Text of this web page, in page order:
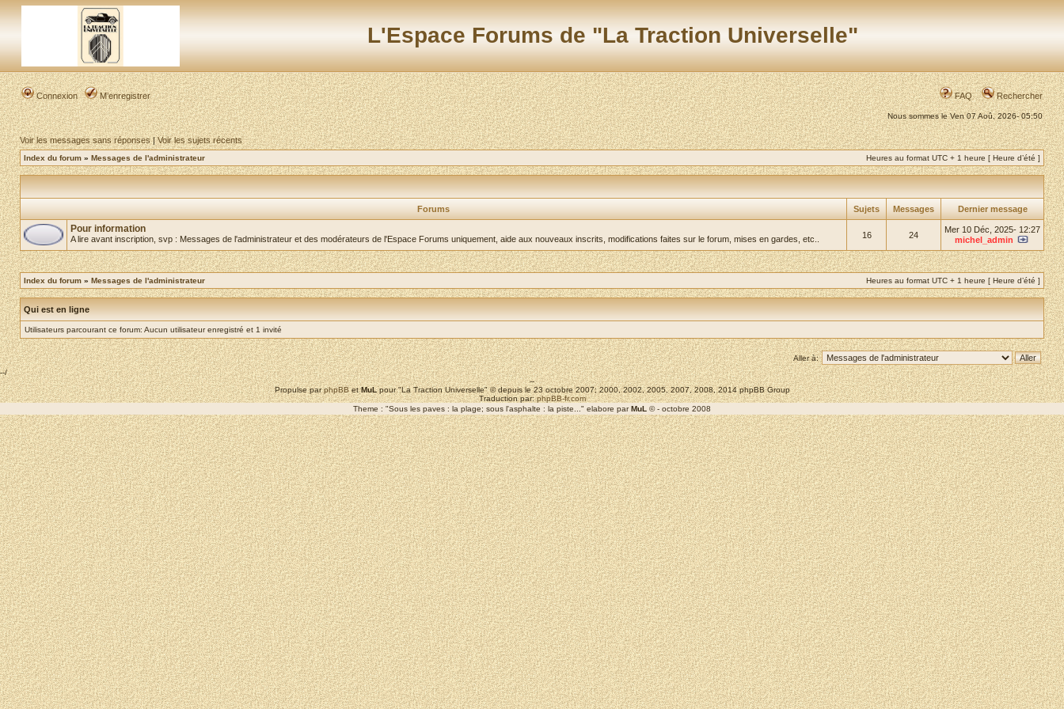
L'Espace Forums de "La Traction Universelle"
Connexion M’enregistrer FAQ Rechercher
Nous sommes le Ven 07 Aoû, 2026- 05:50
Voir les messages sans réponses|Voir les sujets récents
Index du forum » Messages de l'administrateur Heures au format UTC + 1 heure [ Heure d’été ]
Forums Sujets Messages Dernier message
Pour information
A lire avant inscription, svp : Messages de l'administrateur et des modérateurs de l'Espace Forums uniquement, aide aux nouveaux inscrits, modifications faites sur le forum, mises en gardes, etc.. 16 24
Mer 10 Déc, 2025- 12:27
michel_admin
Index du forum » Messages de l'administrateur Heures au format UTC + 1 heure [ Heure d’été ]
Qui est en ligne
Utilisateurs parcourant ce forum: Aucun utilisateur enregistré et 1 invité
Aller à:
--/
--
Propulse parphpBBetMuLpour "La Traction Universelle" © depuis le 23 octobre 2007; 2000, 2002, 2005, 2007, 2008, 2014 phpBB Group
Traduction par:phpBB-fr.com
Theme : "Sous les paves : la plage; sous l'asphalte : la piste..." elabore parMuL © - octobre 2008